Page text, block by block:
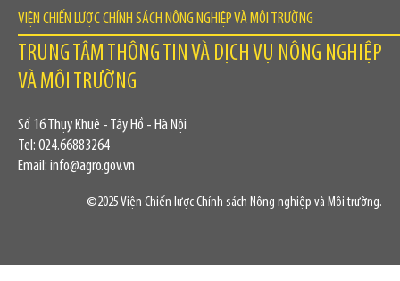
VIỆN CHIẾN LƯỢC CHÍNH SÁCH NÔNG NGHIỆP VÀ MÔI TRƯỜNG
TRUNG TÂM THÔNG TIN VÀ DỊCH VỤ NÔNG NGHIỆP
VÀ MÔI TRƯỜNG
Số 16 Thụy Khuê - Tây Hồ - Hà Nội
Tel: 024.66883264
Email: info@agro.gov.vn
©2025 Viện Chiến lược Chính sách Nông nghiệp và Môi trường.